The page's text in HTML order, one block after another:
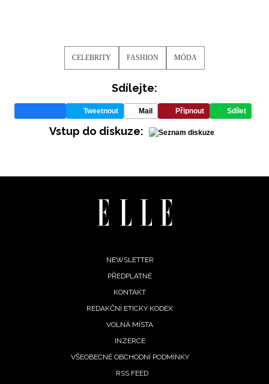
CELEBRITY FASHION MÓDA
Sdílejte:
Tweetnout Mail Připnout Sdílet
Vstup do diskuze:
NEWSLETTER
PŘEDPLATNÉ
KONTAKT
REDAKČNÍ ETICKÝ KODEX
VOLNÁ MÍSTA
INZERCE
VŠEOBECNÉ OBCHODNÍ PODMÍNKY
RSS FEED